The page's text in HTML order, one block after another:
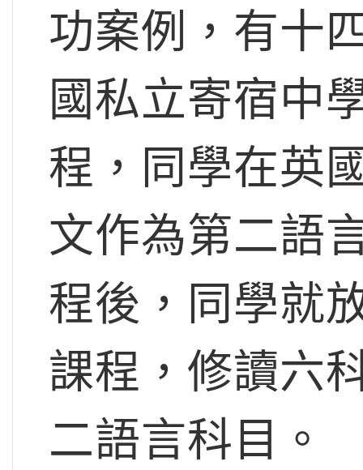
功案例，有十
國私立寄宿中
程，同學在英
文作為第二語
程後，同學就
課程，修讀六
二語言科目。